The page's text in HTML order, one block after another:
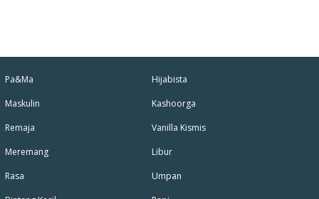
Pa&Ma
Maskulin
Remaja
Meremang
Rasa
Hijabista
Kashoorga
Vanilla Kismis
Libur
Umpan